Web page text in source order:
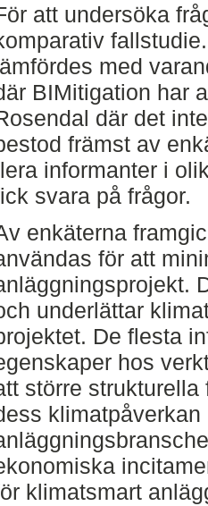
att undersöka
med
BIMitigation har
där det
främst av
informanter i
svara på frågor.
enkäterna
för att
underlättar
De flesta
hos
större
klimatpåverkan
klimatsmart